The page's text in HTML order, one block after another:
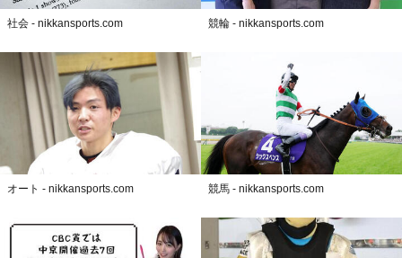
社会 - nikkansports.com 競輪 - nikkansports.com
オート - nikkansports.com 競馬 - nikkansports.com